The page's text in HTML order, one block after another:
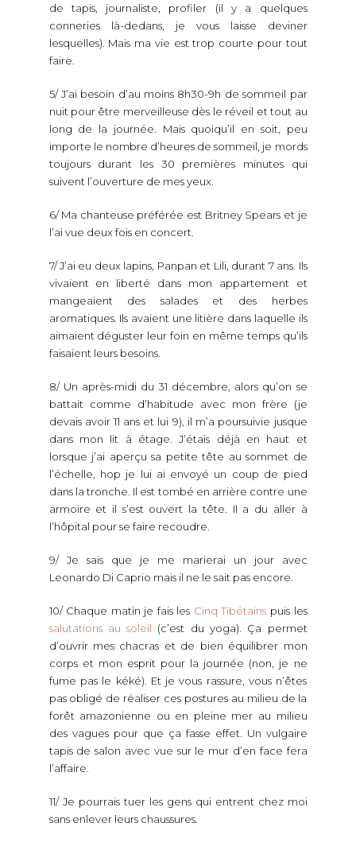
de tapis, journaliste, profiler (il y a quelques
conneries là-dedans, je vous laisse deviner
lesquelles). Mais ma vie est trop courte pour tout
faire.
5/ J’ai besoin d’au moins 8h30-9h de sommeil par
nuit pour être merveilleuse dès le réveil et tout au
long de la journée. Mais quoiqu’il en soit, peu
importe le nombre d’heures de sommeil, je mords
toujours durant les 30 premières minutes qui
suivent l’ouverture de mes yeux.
6/ Ma chanteuse préférée est Britney Spears et je
l’ai vue deux fois en concert.
7/ J’ai eu deux lapins, Panpan et Lili, durant 7 ans. Ils
vivaient en liberté dans mon appartement et
mangeaient des salades et des herbes
aromatiques. Ils avaient une litière dans laquelle ils
aimaient déguster leur foin en même temps qu’ils
faisaient leurs besoins.
8/ Un après-midi du 31 décembre, alors qu’on se
battait comme d’habitude avec mon frère (je
devais avoir 11 ans et lui 9), il m’a poursuivie jusque
dans mon lit à étage. J’étais déjà en haut et
lorsque j’ai aperçu sa petite tête au sommet de
l’échelle, hop je lui ai envoyé un coup de pied
dans la tronche. Il est tombé en arrière contre une
armoire et il s’est ouvert la tête. Il a du aller à
l’hôpital pour se faire recoudre.
9/ Je sais que je me marierai un jour avec
Leonardo Di Caprio mais il ne le sait pas encore.
10/ Chaque matin je fais les Cinq Tibétains puis les
salutations au soleil (c’est du yoga). Ça permet
d’ouvrir mes chacras et de bien équilibrer mon
corps et mon esprit pour la journée (non, je ne
fume pas le kéké). Et je vous rassure, vous n’êtes
pas obligé de réaliser ces postures au milieu de la
forêt amazonienne ou en pleine mer au milieu
des vagues pour que ça fasse effet. Un vulgaire
tapis de salon avec vue sur le mur d’en face fera
l’affaire.
11/ Je pourrais tuer les gens qui entrent chez moi
sans enlever leurs chaussures.